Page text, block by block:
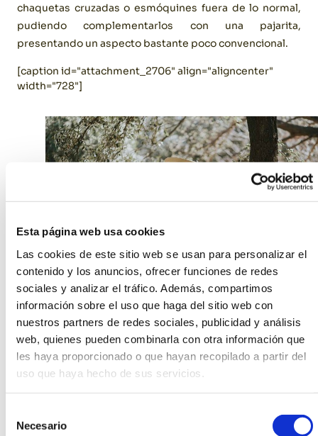
Esta página web usa cookies
Las cookies de este sitio web se usan para personalizar el
contenido y los anuncios, ofrecer funciones de redes
sociales y analizar el tráfico. Además, compartimos
información sobre el uso que haga del sitio web con
nuestros partners de redes sociales, publicidad y análisis
web, quienes pueden combinarla con otra información que
les haya proporcionado o que hayan recopilado a partir del
uso que haya hecho de sus servicios.
Necesario
chaquetas cruzadas o esmóquines fuera de lo normal,
pudiendo complementarlos con una pajarita,
presentando un aspecto bastante poco convencional.
[caption id="attachment_2706" align="aligncenter"
width="728"]
boda boho[/caption]
Lugar de la celebración en las bodas
boho
El lugar de celebración también es bastante